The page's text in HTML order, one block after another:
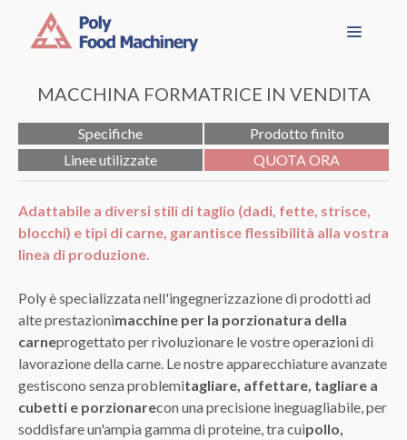
contenuto
Menu
MACCHINA FORMATRICE IN VENDITA
Specifiche
Prodotto finito
Linee utilizzate
QUOTA ORA
Adattabile a diversi stili di taglio (dadi, fette, strisce,
blocchi) e tipi di carne, garantisce flessibilità alla vostra
linea di produzione.
Poly è specializzata nell'ingegnerizzazione di prodotti ad
alte prestazionimacchine per la porzionatura della
carneprogettato per rivoluzionare le vostre operazioni di
lavorazione della carne. Le nostre apparecchiature avanzate
gestiscono senza problemitagliare, affettare, tagliare a
cubetti e porzionarecon una precisione ineguagliabile, per
soddisfare un'ampia gamma di proteine, tra cuipollo,